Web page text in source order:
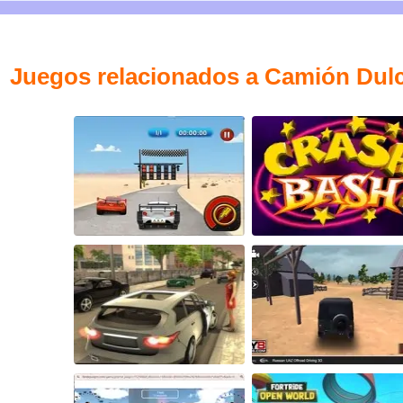
Juegos relacionados a Camión